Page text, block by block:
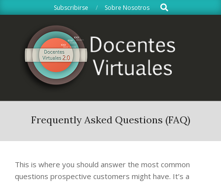
to
Subscribirse Sobre Nosotros Search
NavigationFrequently Asked Questions (FAQ)
This is where you should answer the most common
questions prospective customers might have. It’s a